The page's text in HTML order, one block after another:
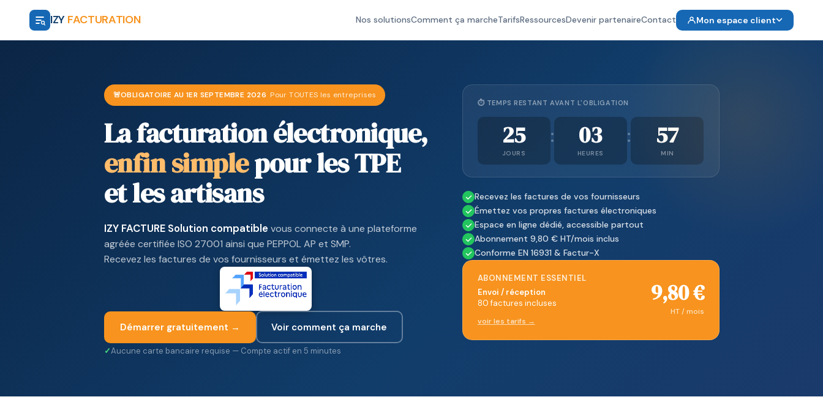
IZY FACTURATION Nos solutionsComment ça marcheTarifsRessourcesDevenir partenaireContact Mon espace client
🚨OBLIGATOIRE AU 1ER SEPTEMBRE 2026 Pour TOUTES les entreprises
La facturation électronique,
enfin simplepour les TPE
et les artisans
IZY FACTURE Solution compatible vous connecte à une plateforme
agréée certifiée ISO 27001 ainsi que PEPPOL AP et SMP.
Recevez les factures de vos fournisseurs et émettez les vôtres.
Démarrer gratuitement → Voir comment ça marche
Aucune carte bancaire requise — Compte actif en 5 minutes
⏱ TEMPS RESTANT AVANT L'OBLIGATION
25
JOURS
: 03
HEURES
: 57
MIN
Recevez les factures de vos fournisseurs
Émettez vos propres factures électroniques
Espace en ligne dédié, accessible partout
Abonnement 9,80 € HT/mois inclus
Conforme EN 16931 & Factur-X
ABONNEMENT ESSENTIEL
Envoi / réception
80 factures incluses
voir les tarifs →
9,80 €
HT / mois